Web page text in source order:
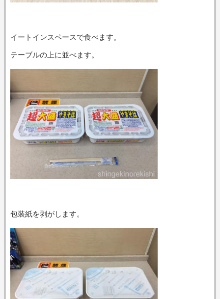
イートインスペースで食べます。
テーブルの上に並べます。
包装紙を剥がします。